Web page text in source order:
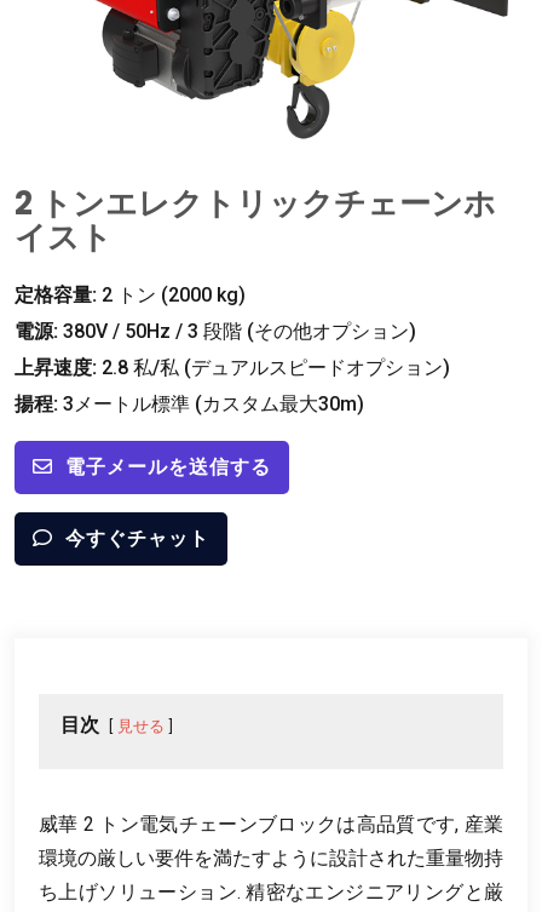
2 トンエレクトリックチェーンホ
イスト
定格容量: 2 トン (2000 kg)
電源: 380V / 50Hz / 3 段階 (その他オプション)
上昇速度: 2.8 私/私 (デュアルスピードオプション)
揚程: 3メートル標準 (カスタム最大30m)
電子メールを送信する
今すぐチャット
目次 見せる
威華 2 トン電気チェーンブロックは高品質です, 産業
環境の厳しい要件を満たすように設計された重量物持
ち上げソリューション. 精密なエンジニアリングと厳